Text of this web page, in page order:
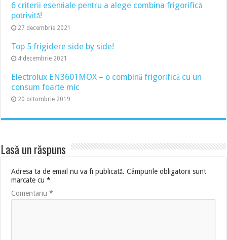
6 criterii esențiale pentru a alege combina frigorifică
potrivită!
27 decembrie 2021
Top 5 frigidere side by side!
4 decembrie 2021
Electrolux EN3601MOX – o combină frigorifică cu un
consum foarte mic
20 octombrie 2019
Lasă un răspuns
Adresa ta de email nu va fi publicată. Câmpurile obligatorii sunt
marcate cu*
Comentariu*